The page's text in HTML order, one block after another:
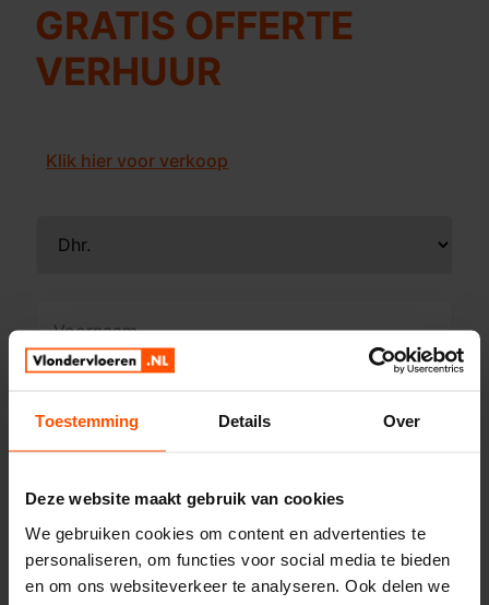
Toestemming Details Over
Deze website maakt gebruik van cookies
We gebruiken cookies om content en advertenties te
personaliseren, om functies voor social media te bieden
en om ons websiteverkeer te analyseren. Ook delen we
GRATIS OFFERTE
VERHUUR
Klik hier voor verkoop